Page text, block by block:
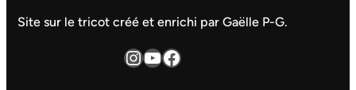
Site sur le tricot créé et enrichi par Gaëlle P-G.
InstagramYouTube Facebook